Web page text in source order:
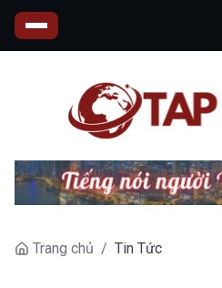
Trang chủ / Tin Tức